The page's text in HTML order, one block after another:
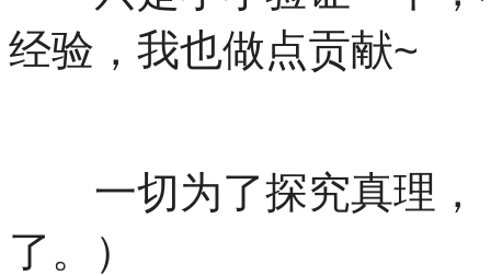
经验，我也做点贡献~
一切为了探究真理，
了。）